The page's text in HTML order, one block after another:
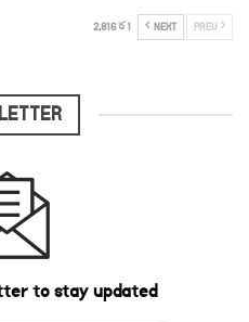
NEXT 1 کا 2,816
to stay updated.